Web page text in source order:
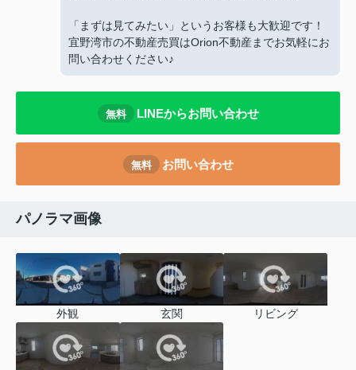
「まずは見てみたい」というお客様も大歓迎です！
宜野湾市の不動産売買はOrion不動産までお気軽にお
問い合わせください♪
無料 LINEからお問い合わせ
無料 お問い合わせ
パノラマ画像
外観 玄関 リビング